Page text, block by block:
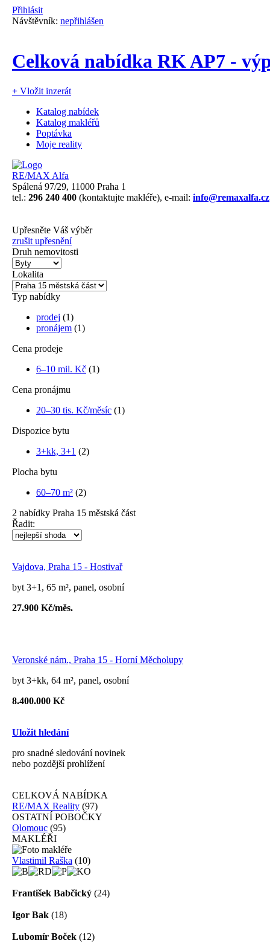
Přihlásit
Návštěvník: nepřihlášen
Celková nabídka RK AP7 -
+ Vložit inzerát
Katalog nabídek
Katalog makléřů
Poptávka
Moje reality
RE/MAX Alfa
Spálená 97/29, 11000 Praha 1
tel.: 296 240 400 (kontaktujte makléře), e-mail: info@remaxalfa.cz
Upřesněte Váš výběr
zrušit upřesnění
Druh nemovitosti
Lokalita
Typ nabídky
prodej (1)
pronájem (1)
Cena prodeje
6–10 mil. Kč (1)
Cena pronájmu
20–30 tis. Kč/měsíc (1)
Dispozice bytu
3+kk, 3+1 (2)
Plocha bytu
60–70 m² (2)
2 nabídky Praha 15 městská část
Řadit:
Vajdova, Praha 15 - Hostivař
byt 3+1, 65 m², panel, osobní
27.900 Kč/měs.
Veronské nám., Praha 15 - Horní Měcholupy
byt 3+kk, 64 m², panel, osobní
8.400.000 Kč
Uložit hledání
pro snadné sledování novinek
nebo pozdější prohlížení
CELKOVÁ NABÍDKA
RE/MAX Reality (97)
OSTATNÍ POBOČKY
Olomouc (95)
MAKLÉŘI
Vlastimil Raška (10)
František Babčický (24)
Igor Bak (18)
Lubomír Boček (12)